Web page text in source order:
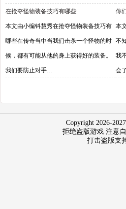
在抢夺怪物装备技巧有哪些
本文由小编钭慧秀在抢夺怪物装备技巧有
哪些在传奇当中当我们击杀一个怪物的时
候，都有可能从他的身上获得好的装备。
我们要防止对手…
你
本
不
我
会
Copyright 2026-2027
拒绝盗版游戏 注意
打击盗版支